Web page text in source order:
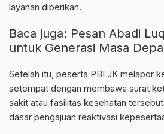
layanan diberikan.
Baca juga: Pesan Abadi
untuk Generasi Masa
Setelah itu, peserta PBI JK melapor
setempat dengan membawa surat
sakit atau fasilitas kesehatan
dasar pengajuan reaktivasi